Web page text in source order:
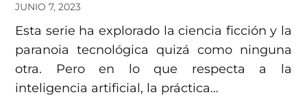
JUNIO 7, 2023
Esta serie ha explorado la ciencia ficción y la
paranoia tecnológica quizá como ninguna
otra. Pero en lo que respecta a la
inteligencia artificial, la práctica…